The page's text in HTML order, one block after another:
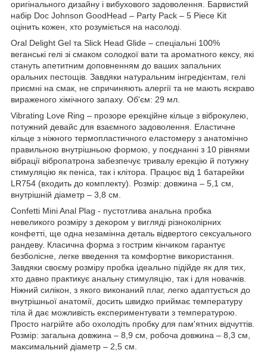
оригінального дизайну і вибухового задоволення. Барвистий
набір Doc Johnson GoodHead – Party Pack – 5 Piece Kit
оцінить кожен, хто розуміється на насолоді.
Oral Delight Gel та Slick Head Glide – спеціальні 100%
веганські гелі зі смаком солодкої вати та ароматного кексу, які
стануть апетитним доповненням до ваших запальних
оральних пестощів. Завдяки натуральним інгредієнтам, гелі
приємні на смак, не спричиняють алергії та не мають яскраво
вираженого хімічного запаху. Об'єм: 29 мл.
Vibrating Love Ring – прозоре ерекційне кільце з віброкулею,
потужний девайс для взаємного задоволення. Еластичне
кільце з ніжного термопластичного еластомеру з анатомічно
правильною внутрішньою формою, у поєднанні з 10 рівнями
вібрації вібропатрона забезпечує тривалу ерекцію й потужну
стимуляцію як пеніса, так і клітора. Працює від 1 батарейки
LR754 (входить до комплекту). Розмір: довжина – 5,1 см,
внутрішній діаметр – 3,8 см.
Confetti Mini Anal Plag - пустотлива анальна пробка
невеликого розміру з декором у вигляді різноколірних
конфетті, ще одна незамінна деталь відвертого сексуального
рандеву. Класична форма з гострим кінчиком гарантує
безболісне, легке введення та комфортне використання.
Завдяки своєму розміру пробка ідеально підійде як для тих,
хто давно практикує анальну стимуляцію, так і для новачків.
Ніжний силікон, з якого виконаний плаг, легко адаптується до
внутрішньої анатомії, досить швидко приймає температуру
тіла й дає можливість експериментувати з температурою.
Просто нагрійте або охолодіть пробку для пам'ятних відчуттів.
Розмір: загальна довжина – 8,9 см, робоча довжина – 8,3 см,
максимальний діаметр – 2,5 см.